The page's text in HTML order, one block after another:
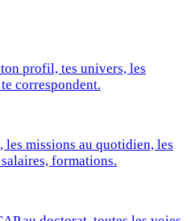
profil, tes univers, les
correspondent.
missions au quotidien, les
formations.